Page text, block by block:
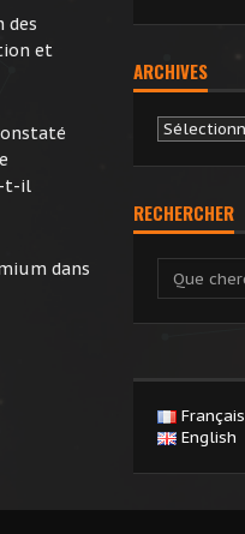
des
et
t-il
dans
ARCHIVES
Archives
RECHERCHER
Français
English